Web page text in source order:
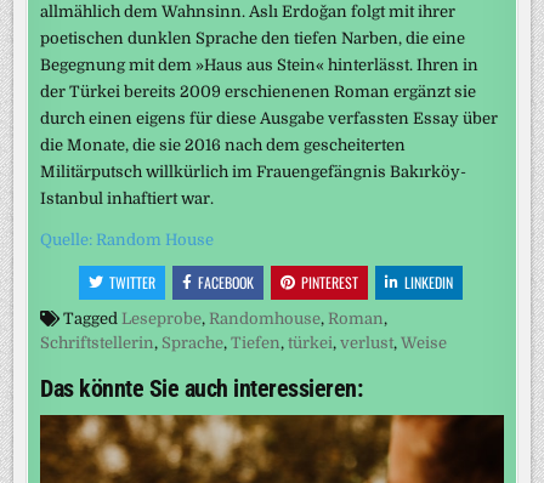
allmählich dem Wahnsinn. Aslı Erdoğan folgt mit ihrer
poetischen dunklen Sprache den tiefen Narben, die eine
Begegnung mit dem »Haus aus Stein« hinterlässt. Ihren in
der Türkei bereits 2009 erschienenen Roman ergänzt sie
durch einen eigens für diese Ausgabe verfassten Essay über
die Monate, die sie 2016 nach dem gescheiterten
Militärputsch willkürlich im Frauengefängnis Bakırköy-
Istanbul inhaftiert war.
Quelle: Random House
TWITTER FACEBOOK PINTEREST LINKEDIN
Tagged Leseprobe, Randomhouse, Roman,
Schriftstellerin, Sprache,Tiefen,türkei,verlust,Weise
Das könnte Sie auch interessieren: